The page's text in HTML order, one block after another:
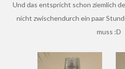
Und das entspricht schon ziemlich der Wahrheit, wenn man sich
nicht zwischendurch ein paar
muss :D